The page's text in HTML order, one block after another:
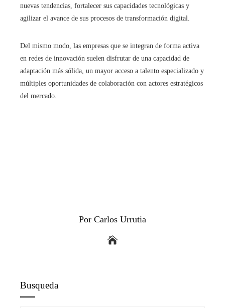
nuevas tendencias, fortalecer sus capacidades tecnológicas y
agilizar el avance de sus procesos de transformación digital.
Del mismo modo, las empresas que se integran de forma activa
en redes de innovación suelen disfrutar de una capacidad de
adaptación más sólida, un mayor acceso a talento especializado y
múltiples oportunidades de colaboración con actores estratégicos
del mercado.
Por Carlos Urrutia
Busqueda